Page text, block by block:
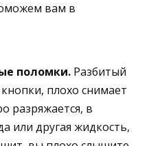
вам в
поломки. Разбитый
плохо снимает
разряжается, в
или другая жидкость,